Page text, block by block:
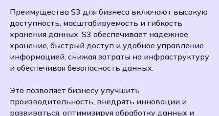
Преимущества S3 для бизнеса включают высокую
доступность, масштабируемость и гибкость
хранения данных. S3 обеспечивает надежное
хранение, быстрый доступ и удобное управление
информацией, снижая затраты на инфраструктуру
и обеспечивая безопасность данных.
Это позволяет бизнесу улучшить
производительность, внедрять инновации и
развиваться, оптимизируя обработку данных и